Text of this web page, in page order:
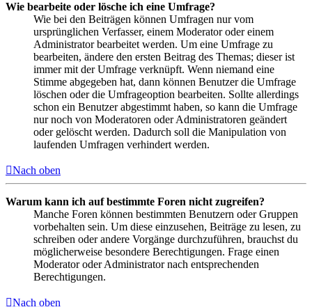
Wie bearbeite oder lösche ich eine Umfrage?
Wie bei den Beiträgen können Umfragen nur vom
ursprünglichen Verfasser, einem Moderator oder einem
Administrator bearbeitet werden. Um eine Umfrage zu
bearbeiten, ändere den ersten Beitrag des Themas; dieser ist
immer mit der Umfrage verknüpft. Wenn niemand eine
Stimme abgegeben hat, dann können Benutzer die Umfrage
löschen oder die Umfrageoption bearbeiten. Sollte allerdings
schon ein Benutzer abgestimmt haben, so kann die Umfrage
nur noch von Moderatoren oder Administratoren geändert
oder gelöscht werden. Dadurch soll die Manipulation von
laufenden Umfragen verhindert werden.
Nach oben
Warum kann ich auf bestimmte Foren nicht zugreifen?
Manche Foren können bestimmten Benutzern oder Gruppen
vorbehalten sein. Um diese einzusehen, Beiträge zu lesen, zu
schreiben oder andere Vorgänge durchzuführen, brauchst du
möglicherweise besondere Berechtigungen. Frage einen
Moderator oder Administrator nach entsprechenden
Berechtigungen.
Nach oben